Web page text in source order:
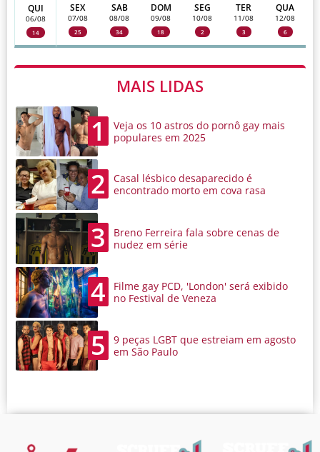
QUI
06/08
14
SEX
07/08
25
SAB
08/08
34
DOM
09/08
18
SEG
10/08
2
TER
11/08
3
QUA
12/08
6
MAIS LIDAS
1
Veja os 10 astros do pornô gay mais
populares em 2025
2
Casal lésbico desaparecido é
encontrado morto em cova rasa
3
Breno Ferreira fala sobre cenas de
nudez em série
4
Filme gay PCD, 'London' será exibido
no Festival de Veneza
5
9 peças LGBT que estreiam em agosto
em São Paulo